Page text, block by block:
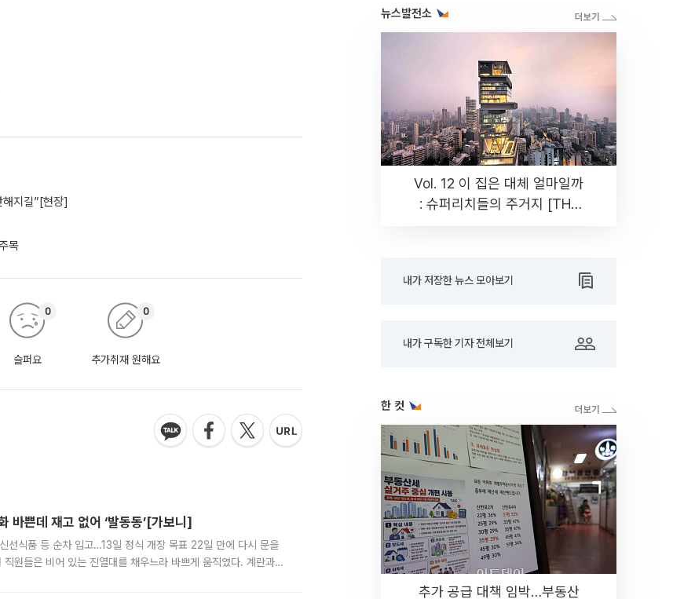
해지길”[현장]
목
슬퍼요
0
추가취재 원해요
0
쁜데 재고 없어 ‘발동동’[가보니]
선식품 등 순차 입고…13일 정식 개장 목표 22일 만에 다시 문을
원들은 비어 있는 진열대를 채우느라 바쁘게 움직였다. 계란과
뉴스발전소
Vol. 12 이 집은 대체 얼마일까
: 슈퍼리치들의 주거지 [THE
내가 저장한 뉴스 모아보기
내가 구독한 기자 전체보기
한 컷
추가 공급 대책 임박…부동산